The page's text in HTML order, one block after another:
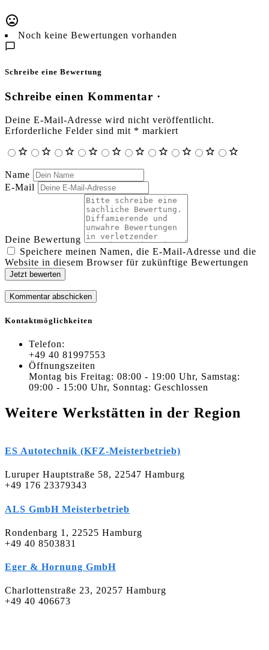
Noch keine Bewertungen vorhanden
Schreibe eine Bewertung
Schreibe einen Kommentar ·
Deine E-Mail-Adresse wird nicht veröffentlicht.
Erforderliche Felder sind mit * markiert
Name
E-Mail
Deine Bewertung
Speichere meinen Namen, die E-Mail-Adresse und die
Website in diesem Browser für zukünftige Bewertungen
Jetzt bewerten
Kontaktmöglichkeiten
Telefon:
+49 40 81997553
Öffnungszeiten
Montag bis Freitag: 08:00 - 19:00 Uhr, Samstag:
09:00 - 15:00 Uhr, Sonntag: Geschlossen
Weitere Werkstätten in der Region
ES Autotechnik (KFZ-Meisterbetrieb)
Luruper Hauptstraße 58, 22547 Hamburg
+49 176 23379343
ALS GmbH Meisterbetrieb
Rondenbarg 1, 22525 Hamburg
+49 40 8503831
Eger & Hornung GmbH
Charlottenstraße 23, 20257 Hamburg
+49 40 406673